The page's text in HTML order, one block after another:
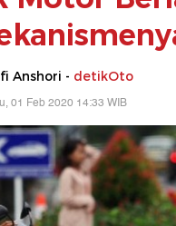
Anshori - detikOto
01 Feb 2020 14:33 WIB